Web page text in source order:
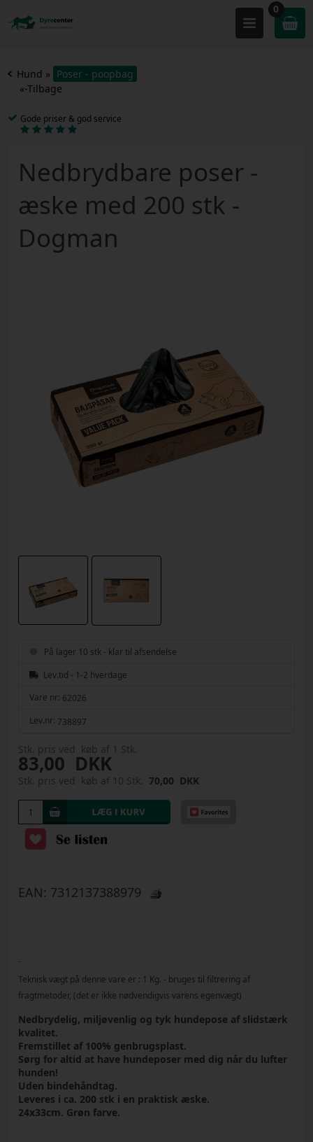
0
Hund » Poser - poopbag
«-Tilbage
Gode priser & god service
Nedbrydbare poser -
æske med 200 stk -
Dogman
På lager 10 stk - klar til afsendelse
Lev.tid - 1-2 hverdage
Vare nr: 62026
Lev.nr: 738897
Stk. pris ved køb af 1 Stk.
83,00 DKK
Stk. pris ved køb af 10 Stk. 70,00 DKK
EAN: 7312137388979
-
Teknisk vægt på denne vare er : 1 Kg. - bruges til filtrering af
fragtmetoder, (det er ikke nødvendigvis varens egenvægt)
Nedbrydelig, miljøvenlig og tyk hundepose af slidstærk
kvalitet.
Fremstillet af 100% genbrugsplast.
Sørg for altid at have hundeposer med dig når du lufter
hunden!
Uden bindehåndtag.
Leveres i ca. 200 stk i en praktisk æske.
24x33cm. Grøn farve.